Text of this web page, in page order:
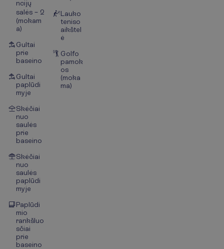
ncijų
salės – 2
(mokam
a)
Gultai
prie
baseino
Gultai
paplūdi
myje
Skėčiai
nuo
saulės
prie
baseino
Skėčiai
nuo
saulės
paplūdi
myje
Paplūdi
mio
rankšluo
sčiai
prie
baseino
Lauko
teniso
aikštel
ė
Golfo
pamok
os
(moka
ma)